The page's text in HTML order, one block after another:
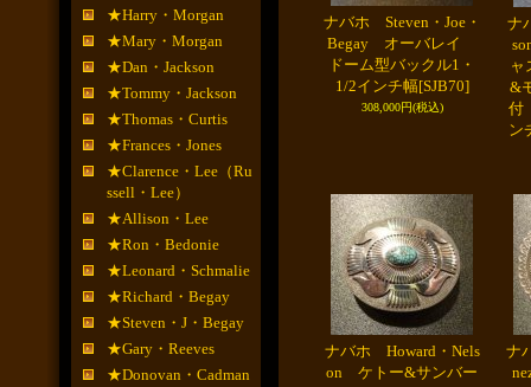
★Harry・Morgan
★Mary・Morgan
★Dan・Jackson
★Tommy・Jackson
★Thomas・Curtis
★Frances・Jones
★Clarence・Lee（Ru
ssell・Lee）
★Allison・Lee
★Ron・Bedonie
★Leonard・Schmalie
★Richard・Begay
★Steven・J・Begay
★Gary・Reeves
★Donovan・Cadman
ナバホ Steven・Joe・
Begay オーバレイ
ドーム型バックル1・
1/2インチ幅[SJB70]
308,000円(税込)
ナ
&
付
ン
ナバホ Howard・Nels
on ケトー&サンバー
ナ